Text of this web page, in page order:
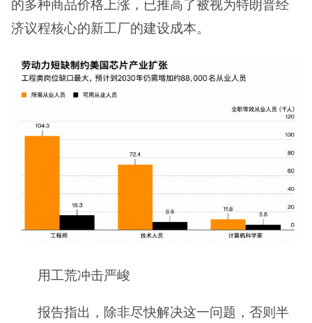
的多种商品价格上涨，已推高了被视为特朗普经
济议程核心的新工厂的建设成本。
用工荒冲击严峻
报告指出，除非尽快解决这一问题，否则半